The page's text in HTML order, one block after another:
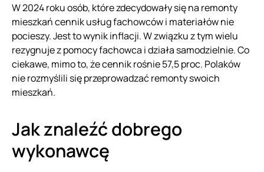
W 2024 roku osób, które zdecydowały się na remonty
mieszkań cennik usług fachowców i materiałów nie
pocieszy. Jest to wynik inflacji. W związku z tym wielu
rezygnuje z pomocy fachowca i działa samodzielnie. Co
ciekawe, mimo to, że cennik rośnie 57,5 proc. Polaków
nie rozmyślili się przeprowadzać remonty swoich
mieszkań.
Jak znaleźć dobrego
wykonawcę